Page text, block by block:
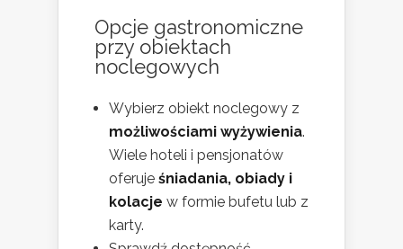
Opcje gastronomiczne
przy obiektach
noclegowych
Wybierz obiekt noclegowy z
możliwościami wyżywienia.
Wiele hoteli i pensjonatów
oferuje śniadania, obiady i
kolacje w formie bufetu lub z
karty.